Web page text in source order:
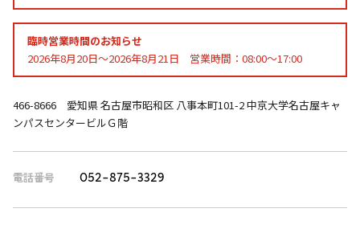
臨時営業時間のお知らせ
2026年8月20日～2026年8月21日 営業時間：08:00～17:00
466-8666 愛知県 名古屋市昭和区 八事本町101-2 中京大学名古屋キャ
ンパスセンタービルＧ階
電話番号 052-875-3329